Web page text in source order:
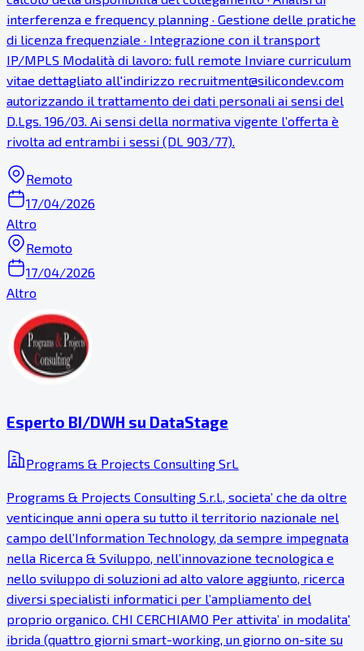
interferenza e frequency planning · Gestione delle pratiche
di licenza frequenziale · Integrazione con il transport
IP/MPLS Modalità di lavoro: full remote Inviare curriculum
vitae dettagliato all'indirizzo recruitment@silicondev.com
autorizzando il trattamento dei dati personali ai sensi del
D.Lgs. 196/03. Ai sensi della normativa vigente l’offerta è
rivolta ad entrambi i sessi (DL 903/77).
Remoto
17/04/2026
Altro
Remoto
17/04/2026
Altro
Esperto BI/DWH su DataStage
Programs & Projects Consulting SrL
Programs & Projects Consulting S.r.l., societa’ che da oltre
venticinque anni opera su tutto il territorio nazionale nel
campo dell’Information Technology, da sempre impegnata
nella Ricerca & Sviluppo, nell’innovazione tecnologica e
nello sviluppo di soluzioni ad alto valore aggiunto, ricerca
diversi specialisti informatici per l’ampliamento del
proprio organico. CHI CERCHIAMO Per attivita’ in modalita'
ibrida (quattro giorni smart-working, un giorno on-site su